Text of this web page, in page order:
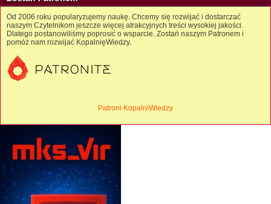
Od 2006 roku popularyzujemy naukę. Chcemy się rozwijać i dostarczać
naszym Czytelnikom jeszcze więcej atrakcyjnych treści wysokiej jakości.
Dlatego postanowiliśmy poprosić o wsparcie. Zostań naszym Patronem i
pomóż nam rozwijać KopalnięWiedzy.
Patroni KopalniWiedzy